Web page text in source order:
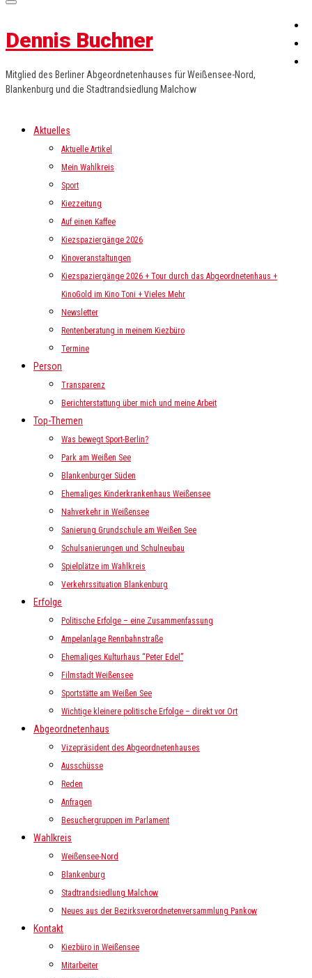
Dennis Buchner
Mitglied des Berliner Abgeordnetenhauses für Weißensee-Nord,
Blankenburg und die Stadtrandsiedlung Malchow
Aktuelles
Aktuelle Artikel
Mein Wahlkreis
Sport
Kiezzeitung
Auf einen Kaffee
Kiezspaziergänge 2026
Kinoveranstaltungen
Kiezspaziergänge 2026 + Tour durch das Abgeordnetenhaus +
KinoGold im Kino Toni + Vieles Mehr
Newsletter
Rentenberatung in meinem Kiezbüro
Termine
Person
Transparenz
Berichterstattung über mich und meine Arbeit
Top-Themen
Was bewegt Sport-Berlin?
Park am Weißen See
Blankenburger Süden
Ehemaliges Kinderkrankenhaus Weißensee
Nahverkehr in Weißensee
Sanierung Grundschule am Weißen See
Schulsanierungen und Schulneubau
Spielplätze im Wahlkreis
Verkehrssituation Blankenburg
Erfolge
Politische Erfolge – eine Zusammenfassung
Ampelanlage Rennbahnstraße
Ehemaliges Kulturhaus “Peter Edel”
Filmstadt Weißensee
Sportstätte am Weißen See
Wichtige kleinere politische Erfolge – direkt vor Ort
Abgeordnetenhaus
Vizepräsident des Abgeordnetenhauses
Ausschüsse
Reden
Anfragen
Besuchergruppen im Parlament
Wahlkreis
Weißensee-Nord
Blankenburg
Stadtrandsiedlung Malchow
Neues aus der Bezirksverordnetenversammlung Pankow
Kontakt
Kiezbüro in Weißensee
Mitarbeiter